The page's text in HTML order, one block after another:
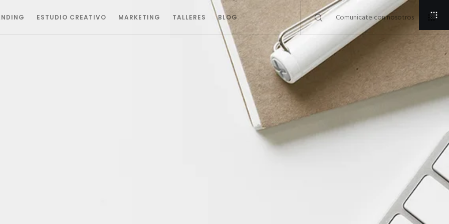
Comunicate con nosotros
ESTUDIO CREATIVO MARKETING TALLERES BLOG